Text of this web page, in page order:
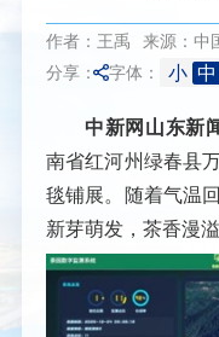
作者：王禹 来源：中
分享： 字体： 小 中
中新网山东新
南省红河州绿春县
毯铺展。随着气温
新芽萌发，茶香漫